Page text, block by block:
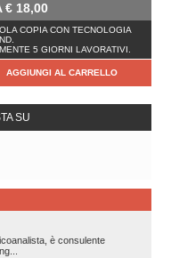
€ 18,00
COPIA CON TECNOLOGIA
5 GIORNI LAVORATIVI.
AGGIUNGI AL CARRELLO
SU
è consulente